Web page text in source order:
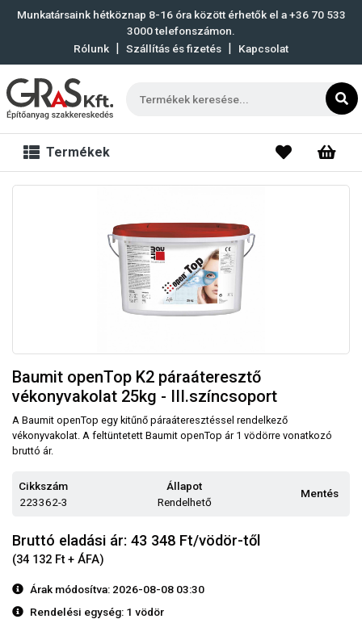
Munkatársaink hétköznap 8-16 óra között érhetők el a+36 70 533
3000telefonszámon.
Rólunk | Szállítás és fizetés | Kapcsolat
Termékek
Baumit openTop K2 páraáteresztő
vékonyvakolat 25kg - III.színcsoport
A Baumit openTop egy kitűnő páraáteresztéssel rendelkező
vékonyvakolat. A feltüntetett Baumit openTop ár 1 vödörre vonatkozó
bruttó ár.
Cikkszám
223362-3
Állapot
Rendelhető
Mentés
Bruttó eladási ár: 43 348 Ft/vödör-től
(34 132 Ft + ÁFA)
Árak módosítva: 2026-08-08 03:30
Rendelési egység: 1 vödör